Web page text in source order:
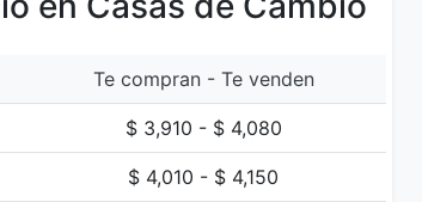
Te compran - Te venden
$ 3,910 - $ 4,080
$ 4,010 - $ 4,150